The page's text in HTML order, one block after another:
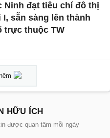
Ninh đạt tiêu chí đô thị
I, sẵn sàng lên thành
trực thuộc TW
HỮU ÍCH
được quan tâm mỗi ngày